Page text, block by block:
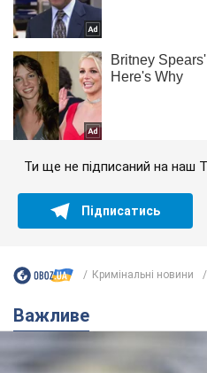
Ти ще не підписаний на наш
Підписатись
Кримінальні новини
Важливе